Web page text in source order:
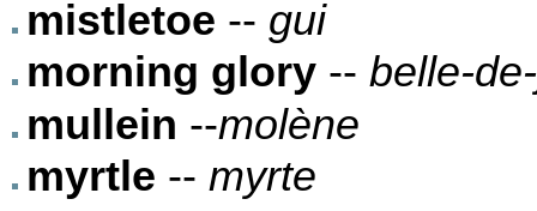
mistletoe -- gui
morning glory -- belle-
mullein --molène
myrtle -- myrte